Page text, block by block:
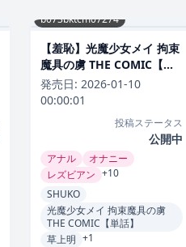
b073bktcm07274
【羞恥】光魔少女メイ 拘束
魔具の虜 THE COMIC【単
話】（単話）｜SHUKO 評
価数
発売日: 2026-01-10
00:00:01
投稿ステータス
公開中
アナル
オナニー
レズビアン +10
SHUKO
光魔少女メイ 拘束魔具の虜
THE COMIC【単話】
草上明 +1